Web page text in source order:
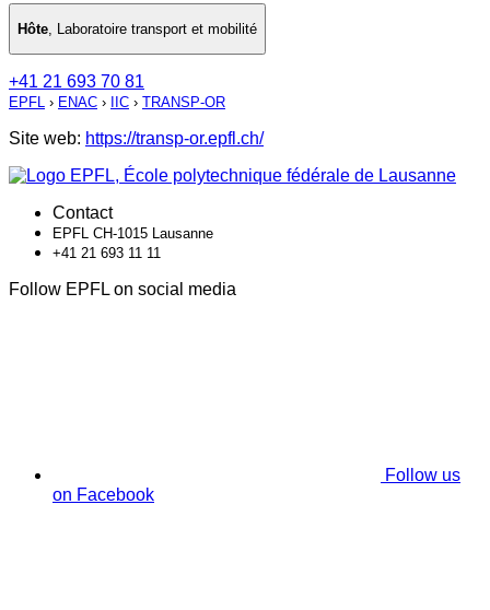
Hôte, Laboratoire transport et mobilité
+41 21 693 70 81
EPFL › ENAC › IIC › TRANSP-OR
Site web: https://transp-or.epfl.ch/
Contact
EPFL CH-1015 Lausanne
+41 21 693 11 11
Follow EPFL on social media
Follow us
on Facebook